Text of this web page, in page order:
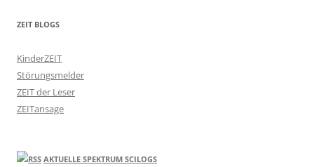
ZEIT BLOGS
KinderZEIT
Störungsmelder
ZEIT der Leser
ZEITansage
AKTUELLE SPEKTRUM SCILOGS